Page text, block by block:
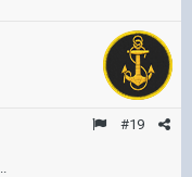
#19